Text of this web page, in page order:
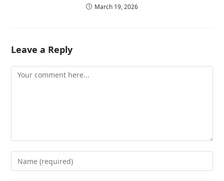
March 19, 2026
Leave a Reply